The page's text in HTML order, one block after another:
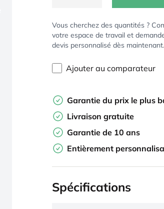
Vous cherchez des quantités ?
votre espace de travail et
devis personnalisé dès maintenant.
Ajouter au comparateur
Garantie du prix le plus
Livraison gratuite
Garantie de 10 ans
Entièrement
Spécifications